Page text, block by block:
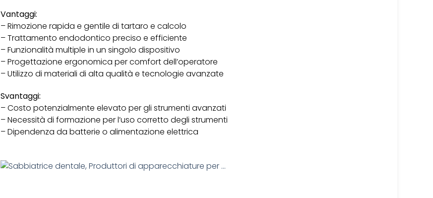
Vantaggi:
– Rimozione rapida e gentile di tartaro e calcolo
– Trattamento endodontico preciso e efficiente
– Funzionalità multiple in un singolo dispositivo
– Progettazione ergonomica per comfort dell’operatore
– Utilizzo di materiali di alta qualità e tecnologie avanzate
Svantaggi:
– Costo potenzialmente elevato per gli strumenti avanzati
– Necessità di formazione per l’uso corretto degli strumenti
– Dipendenza da batterie o alimentazione elettrica